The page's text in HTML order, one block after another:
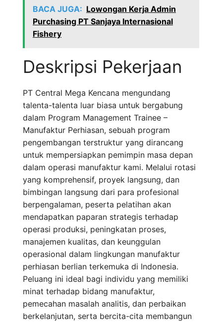
BACA JUGA: Lowongan Kerja Admin
Purchasing PT Sanjaya Internasional
Fishery
Deskripsi Pekerjaan
PT Central Mega Kencana mengundang
talenta-talenta luar biasa untuk bergabung
dalam Program Management Trainee –
Manufaktur Perhiasan, sebuah program
pengembangan terstruktur yang dirancang
untuk mempersiapkan pemimpin masa depan
dalam operasi manufaktur kami. Melalui rotasi
yang komprehensif, proyek langsung, dan
bimbingan langsung dari para profesional
berpengalaman, peserta pelatihan akan
mendapatkan paparan strategis terhadap
operasi produksi, peningkatan proses,
manajemen kualitas, dan keunggulan
operasional dalam lingkungan manufaktur
perhiasan berlian terkemuka di Indonesia.
Peluang ini ideal bagi individu yang memiliki
minat terhadap bidang manufaktur,
pemecahan masalah analitis, dan perbaikan
berkelanjutan, serta bercita-cita membangun